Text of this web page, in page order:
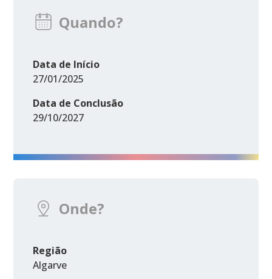
Quando?
Data de Início
27/01/2025
Data de Conclusão
29/10/2027
Onde?
Região
Algarve